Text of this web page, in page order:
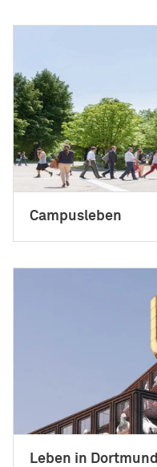
Campusleben
Leben in Dortmund